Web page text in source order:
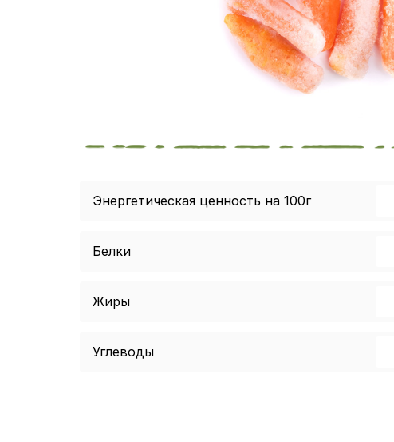
Энергетическая ценность на 100г
Белки
Жиры
Углеводы